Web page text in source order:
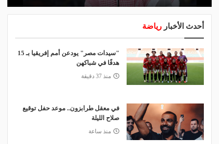
أحدث الأخبار رياضة
"سيدات مصر" يودعن أمم إفريقيا بـ 15
هدفًا في شباكهن
منذ 37 دقيقة
في معقل طرابزون.. موعد حفل توقيع
صلاح الليلة
منذ ساعة